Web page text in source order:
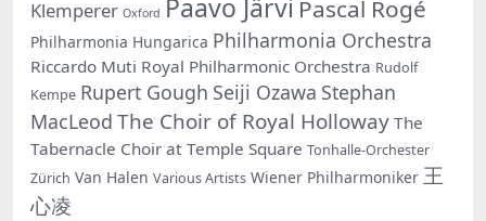
Klemperer Oxford Paavo Järvi Pascal Rogé
Philharmonia Hungarica Philharmonia Orchestra
Riccardo Muti Royal Philharmonic Orchestra Rudolf
Kempe Rupert Gough Seiji Ozawa Stephan
MacLeod The Choir of Royal Holloway The
Tabernacle Choir at Temple Square Tonhalle-Orchester
Zürich Van Halen Various Artists Wiener Philharmoniker 王
心凌